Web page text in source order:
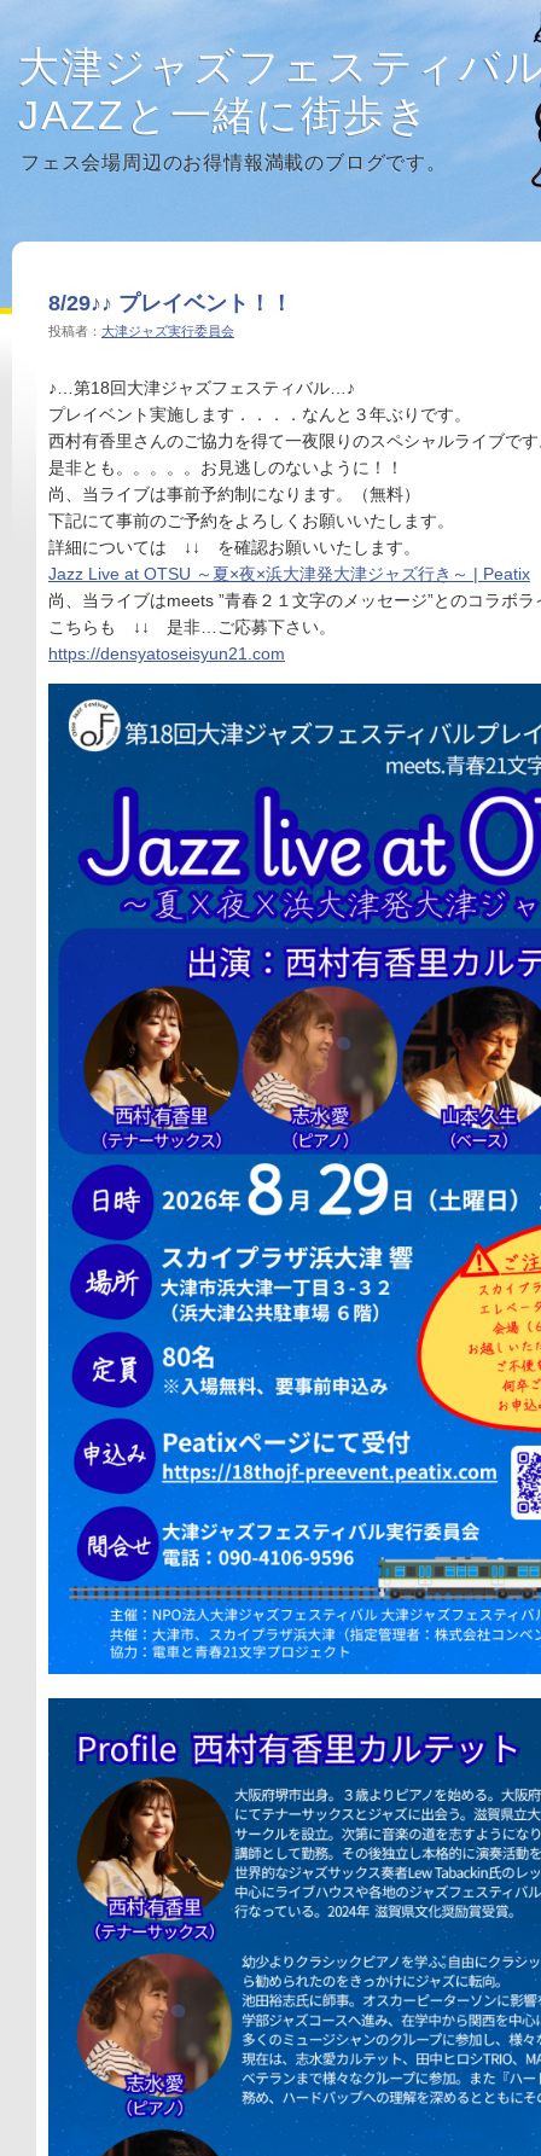
大津ジャズフェスティバ
JAZZと一緒に街歩き
フェス会場周辺のお得情報満載のブログです。
8/29♪♪ プレイベント！！
投稿者： 大津ジャズ実行委員会
♪…第18回大津ジャズフェスティバル…♪
プレイベント実施します．．．．なんと３年ぶりです。
西村有香里さんのご協力を得て一夜限りのスペシャルライブで
是非とも。。。。。お見逃しのないように！！
尚、当ライブは事前予約制になります。（無料）
下記にて事前のご予約をよろしくお願いいたします。
詳細については ↓↓ を確認お願いいたします。
Jazz Live at OTSU ～夏×夜×浜大津発大津ジャズ行き～ | Peatix
尚、当ライブはmeets ”青春２１文字のメッセージ”とのコラボラ
こちらも ↓↓ 是非…ご応募下さい。
https://densyatoseisyun21.com